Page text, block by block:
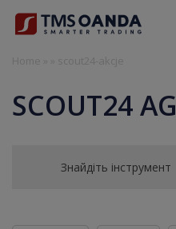
SCOUT24 AG
Знайдіть інструмент